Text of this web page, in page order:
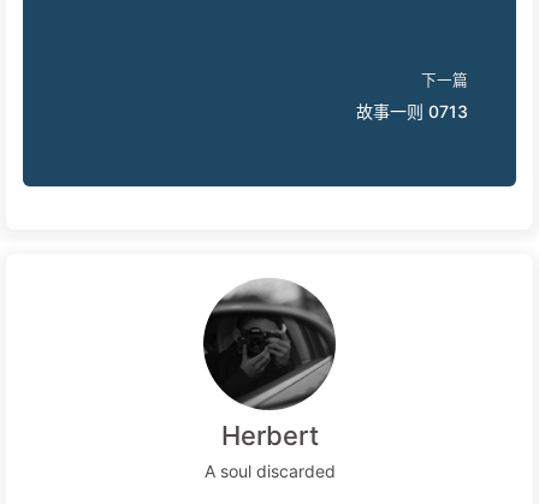
下一篇
故事一则 0713
Herbert
A soul discarded